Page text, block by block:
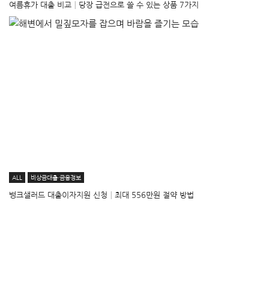
여름휴가 대출 비교│당장 급전으로 쓸 수 있는 상품 7가지
ALL 비상금대출·금융정보
뱅크샐러드 대출이자지원 신청│최대 556만원 절약 방법